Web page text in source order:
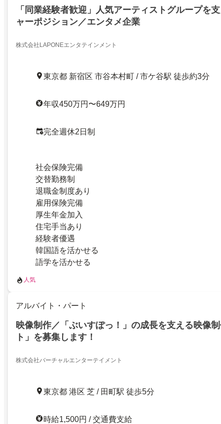
「同業経験者歓迎」人気アーティストグループを
ャーポジション／エンタメ企業
株式会社LAPONEエンタテインメント
東京都 新宿区 市谷本村町 / 市ケ谷駅 徒歩約3分
年収450万円〜649万円
完全週休2日制
社会保険完備
交替勤務制
退職金制度あり
雇用保険完備
厚生年金加入
住宅手当あり
経験者優遇
韓国語を活かせる
語学を活かせる
人気
アルバイト・パート
映像制作／「ぶいすぽっ！」の成長を支える映像
ト」を募集します！
株式会社バーチャルエンターテイメント
東京都 港区 芝 / 田町駅 徒歩5分
時給1,500円 / 交通費支給